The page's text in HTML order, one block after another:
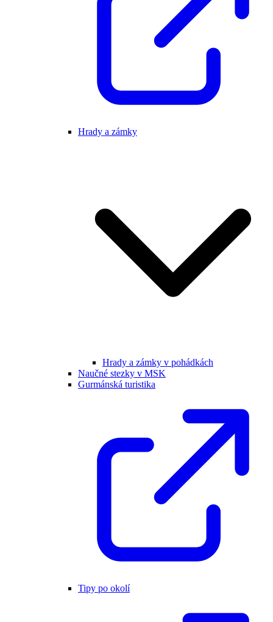
Hrady a zámky
Hrady a zámky v pohádkách
Naučné stezky v MSK
Gurmánská turistika
Tipy po okolí